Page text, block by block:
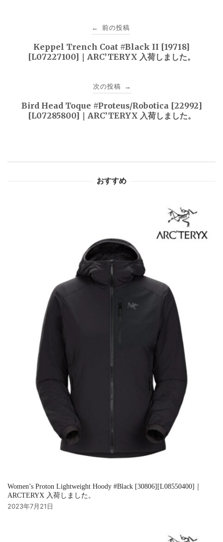
← 前の投稿
Keppel Trench Coat #Black II [19718]
[L07227100]｜ARC’TERYX 入荷しました。
次の投稿 →
Bird Head Toque #Proteus/Robotica [22992]
[L07285800]｜ARC’TERYX 入荷しました。
おすすめ
Women’s Proton Lightweight Hoody #Black [30806][L08550400]｜
ARCTERYX 入荷しました。
2023年7月21日